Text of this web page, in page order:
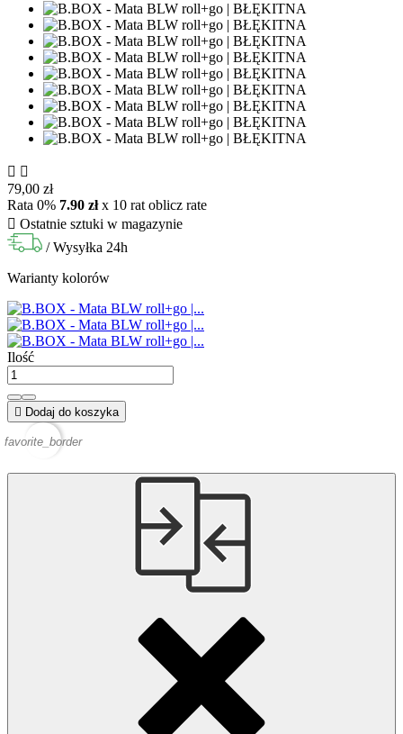
 
79,00 zł
Rata 0% 7.90 złx 10 rat oblicz rate
 Ostatnie sztuki w magazynie
/ Wysyłka 24h
Warianty kolorów
Ilość
 Dodaj do koszyka
favorite_border